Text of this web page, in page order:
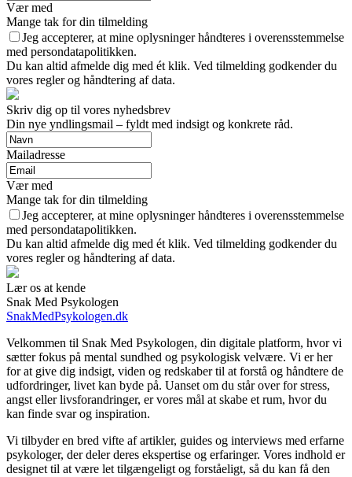
Vær med
Mange tak for din tilmelding
Jeg accepterer, at mine oplysninger håndteres i overensstemmelse
med persondatapolitikken.
Du kan altid afmelde dig med ét klik. Ved tilmelding godkender du
vores regler og håndtering af data.
Skriv dig op til vores nyhedsbrev
Din nye yndlingsmail – fyldt med indsigt og konkrete råd.
Mailadresse
Vær med
Mange tak for din tilmelding
Jeg accepterer, at mine oplysninger håndteres i overensstemmelse
med persondatapolitikken.
Du kan altid afmelde dig med ét klik. Ved tilmelding godkender du
vores regler og håndtering af data.
Lær os at kende
Snak Med Psykologen
SnakMedPsykologen.dk
Velkommen til Snak Med Psykologen, din digitale platform, hvor vi
sætter fokus på mental sundhed og psykologisk velvære. Vi er her
for at give dig indsigt, viden og redskaber til at forstå og håndtere de
udfordringer, livet kan byde på. Uanset om du står over for stress,
angst eller livsforandringer, er vores mål at skabe et rum, hvor du
kan finde svar og inspiration.
Vi tilbyder en bred vifte af artikler, guides og interviews med erfarne
psykologer, der deler deres ekspertise og erfaringer. Vores indhold er
designet til at være let tilgængeligt og forståeligt, så du kan få den